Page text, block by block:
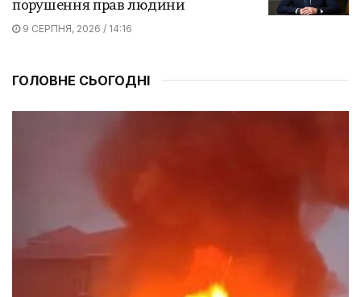
порушення прав людини
9 СЕРПНЯ, 2026 / 14:16
ГОЛОВНЕ СЬОГОДНІ